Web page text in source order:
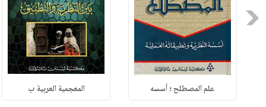
Previous
علم المصطلح ؛ أسسه المعجمية العربية ب